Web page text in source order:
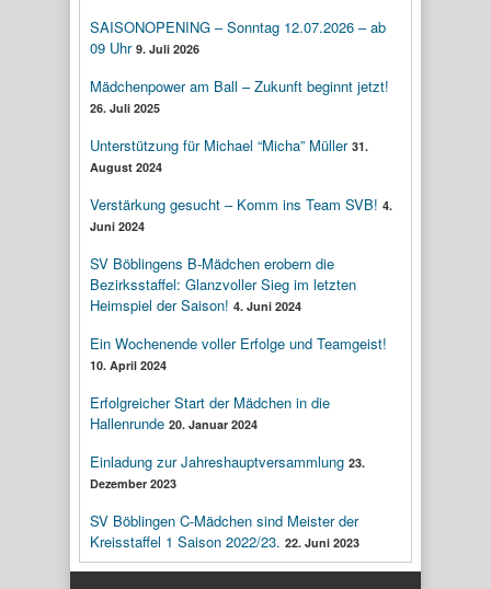
SAISONOPENING – Sonntag 12.07.2026 – ab
09 Uhr 9. Juli 2026
Mädchenpower am Ball – Zukunft beginnt jetzt!
26. Juli 2025
Unterstützung für Michael “Micha” Müller 31.
August 2024
Verstärkung gesucht – Komm ins Team SVB! 4.
Juni 2024
SV Böblingens B-Mädchen erobern die
Bezirksstaffel: Glanzvoller Sieg im letzten
Heimspiel der Saison! 4. Juni 2024
Ein Wochenende voller Erfolge und Teamgeist!
10. April 2024
Erfolgreicher Start der Mädchen in die
Hallenrunde 20. Januar 2024
Einladung zur Jahreshauptversammlung 23.
Dezember 2023
SV Böblingen C-Mädchen sind Meister der
Kreisstaffel 1 Saison 2022/23. 22. Juni 2023